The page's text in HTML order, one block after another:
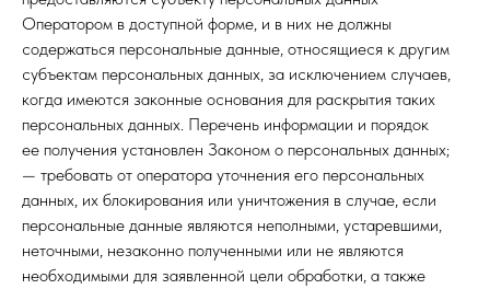
Оператором в доступной форме, и в них не должны
содержаться персональные данные, относящиеся к другим
субъектам персональных данных, за исключением случаев,
когда имеются законные основания для раскрытия таких
персональных данных. Перечень информации и порядок
ее получения установлен Законом о персональных данных;
— требовать от оператора уточнения его персональных
данных, их блокирования или уничтожения в случае, если
персональные данные являются неполными, устаревшими,
неточными, незаконно полученными или не являются
необходимыми для заявленной цели обработки, а также